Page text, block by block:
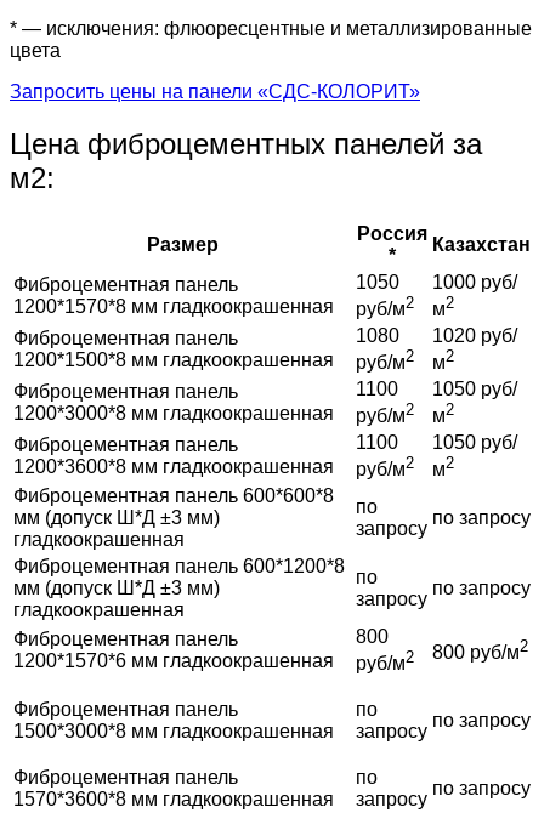
* — исключения: флюоресцентные и металлизированные
цвета
Запросить цены на панели «СДС-КОЛОРИТ»
Цена фиброцементных панелей за
м2:
Размер
Россия
*
Казахстан
Фиброцементная панель
1200*1570*8 мм гладкоокрашенная
1050
руб/м2
1000 руб/
м2
Фиброцементная панель
1200*1500*8 мм гладкоокрашенная
1080
руб/м2
1020 руб/
м2
Фиброцементная панель
1200*3000*8 мм гладкоокрашенная
1100
руб/м2
1050 руб/
м2
Фиброцементная панель
1200*3600*8 мм гладкоокрашенная
1100
руб/м2
1050 руб/
м2
Фиброцементная панель 600*600*8
мм (допуск Ш*Д ±3 мм)
гладкоокрашенная
по
запросу
по запросу
Фиброцементная панель 600*1200*8
мм (допуск Ш*Д ±3 мм)
гладкоокрашенная
по
запросу
по запросу
Фиброцементная панель
1200*1570*6 мм гладкоокрашенная
800
руб/м2 800 руб/м2
Фиброцементная панель
1500*3000*8 мм гладкоокрашенная
по
запросу
по запросу
Фиброцементная панель
1570*3600*8 мм гладкоокрашенная
по
запросу
по запросу